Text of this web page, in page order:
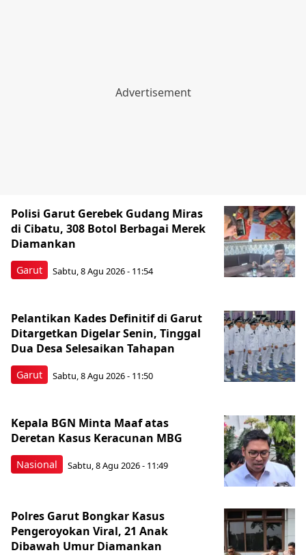
Garut
Polisi Garut Gerebek Gudang Miras
di Cibatu, 308 Botol Berbagai Merek
Diamankan
Sabtu, 8 Agu 2026 - 11:54
Garut
Pelantikan Kades Definitif di Garut
Ditargetkan Digelar Senin, Tinggal
Dua Desa Selesaikan Tahapan
Sabtu, 8 Agu 2026 - 11:50
Nasional
Kepala BGN Minta Maaf atas
Deretan Kasus Keracunan MBG
Sabtu, 8 Agu 2026 - 11:49
Polres Garut Bongkar Kasus
Pengeroyokan Viral, 21 Anak
Dibawah Umur Diamankan